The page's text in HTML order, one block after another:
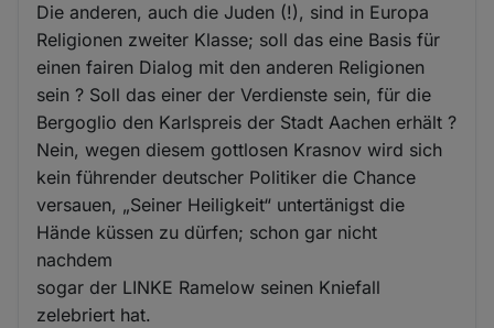
Die anderen, auch die Juden (!), sind in Europa
Religionen zweiter Klasse; soll das eine Basis für
einen fairen Dialog mit den anderen Religionen
sein ? Soll das einer der Verdienste sein, für die
Bergoglio den Karlspreis der Stadt Aachen erhält ?
Nein, wegen diesem gottlosen Krasnov wird sich
kein führender deutscher Politiker die Chance
versauen, „Seiner Heiligkeit“ untertänigst die
Hände küssen zu dürfen; schon gar nicht
nachdem
sogar der LINKE Ramelow seinen Kniefall
zelebriert hat.